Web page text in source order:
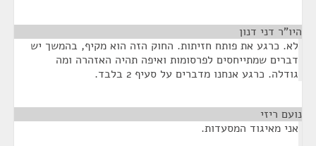
היו"ר דני דנון
לא. כרגע את פותח חזיתות. החוק הזה הוא מקיף, בהמשך יש
דברים שמתייחסים לפרסומות ואיפה תהיה האזהרה ומה
גודלה. כרגע אנחנו מדברים על סעיף 2 בלבד.
נועם ריזי
אני מאיגוד המסעדות.